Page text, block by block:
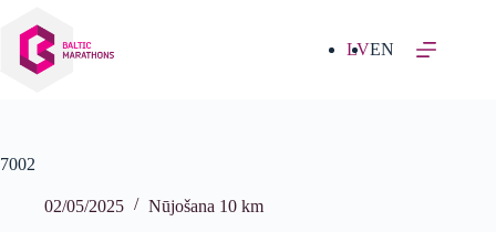
saturu
LVEN
7002
02/05/2025 Nūjošana 10 km